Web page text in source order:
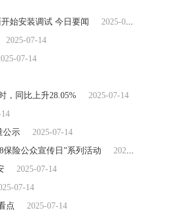
始安装调试 今日要闻
2025-07-14
2025-07-14
07-14
，同比上升28.05%
2025-07-14
公示
2025-07-14
险公众宣传日”系列活动
2025-07-14
2025-07-14
07-14
点
2025-07-14